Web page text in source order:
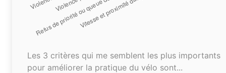
Les 3 critères qui me semblent les plus importants
pour améliorer la pratique du vélo sont...